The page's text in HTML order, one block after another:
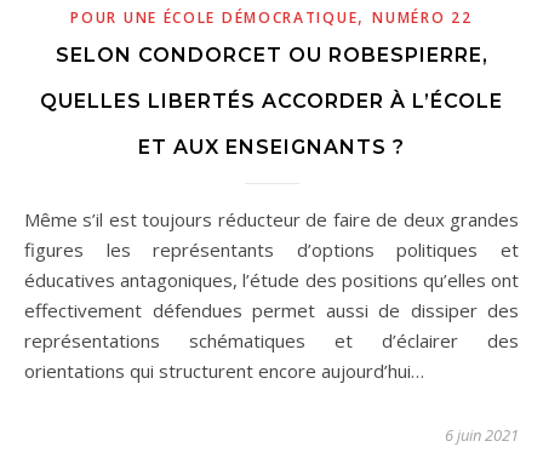
POUR UNE ÉCOLE DÉMOCRATIQUE,NUMÉRO 22
SELON CONDORCET OU ROBESPIERRE,
QUELLES LIBERTÉS ACCORDER À L’ÉCOLE
ET AUX ENSEIGNANTS ?
Même s’il est toujours réducteur de faire de deux grandes
figures les représentants d’options politiques et
éducatives antagoniques, l’étude des positions qu’elles ont
effectivement défendues permet aussi de dissiper des
représentations schématiques et d’éclairer des
orientations qui structurent encore aujourd’hui…
6 juin 2021